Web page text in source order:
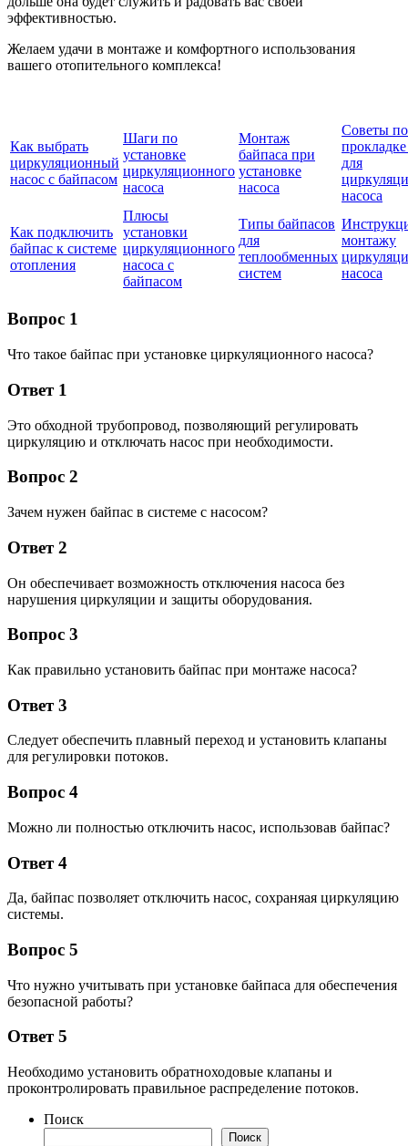
эффективностью.
Желаем удачи в монтаже и комфортного использования
вашего отопительного комплекса!
Как выбрать
циркуляционный
насос с байпасом
Шаги по
установке
циркуляционного
насоса
Монтаж
байпаса при
установке
насоса
Советы по
для
насоса
Как подключить
байпас к системе
отопления
Плюсы
установки
циркуляционного
насоса с
байпасом
Типы байпасов
для
теплообменных
систем
монтажу
насоса
Вопрос 1
Что такое байпас при установке циркуляционного насоса?
Ответ 1
Это обходной трубопровод, позволяющий регулировать
циркуляцию и отключать насос при необходимости.
Вопрос 2
Зачем нужен байпас в системе с насосом?
Ответ 2
Он обеспечивает возможность отключения насоса без
нарушения циркуляции и защиты оборудования.
Вопрос 3
Как правильно установить байпас при монтаже насоса?
Ответ 3
Следует обеспечить плавный переход и установить клапаны
для регулировки потоков.
Вопрос 4
Можно ли полностью отключить насос, использовав байпас?
Ответ 4
Да, байпас позволяет отключить насос, сохраняая циркуляцию
системы.
Вопрос 5
Что нужно учитывать при установке байпаса для обеспечения
безопасной работы?
Ответ 5
Необходимо установить обратноходовые клапаны и
проконтролировать правильное распределение потоков.
Поиск
Поиск